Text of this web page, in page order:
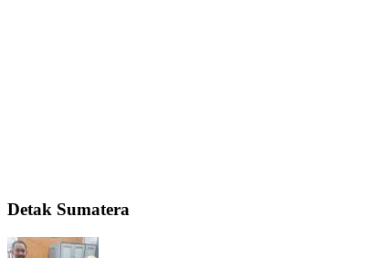
Detak Sumatera